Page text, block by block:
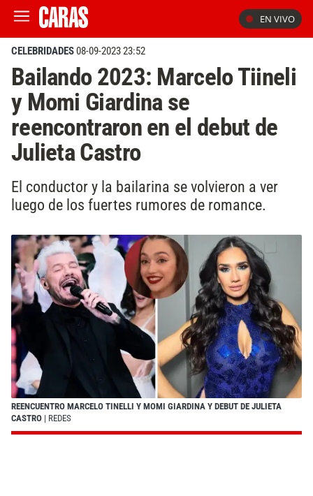
EN VIVO
CELEBRIDADES08-09-2023 23:52
Bailando 2023: Marcelo Tiineli
y Momi Giardina se
reencontraron en el debut de
Julieta Castro
El conductor y la bailarina se volvieron a ver
luego de los fuertes rumores de romance.
REENCUENTRO MARCELO TINELLI Y MOMI GIARDINA Y DEBUT DE JULIETA
CASTRO | REDES